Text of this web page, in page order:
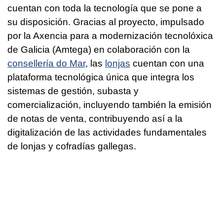
cuentan con toda la tecnología que se pone a
su disposición. Gracias al proyecto, impulsado
por la Axencia para a modernización tecnolóxica
de Galicia (Amtega) en colaboración con la
consellería do Mar, las lonjas cuentan con una
plataforma tecnológica única que integra los
sistemas de gestión, subasta y
comercialización, incluyendo también la emisión
de notas de venta, contribuyendo así a la
digitalización de las actividades fundamentales
de lonjas y cofradías gallegas.